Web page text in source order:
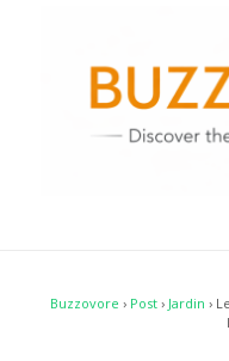
Buzzovore › Post› Jardin ›